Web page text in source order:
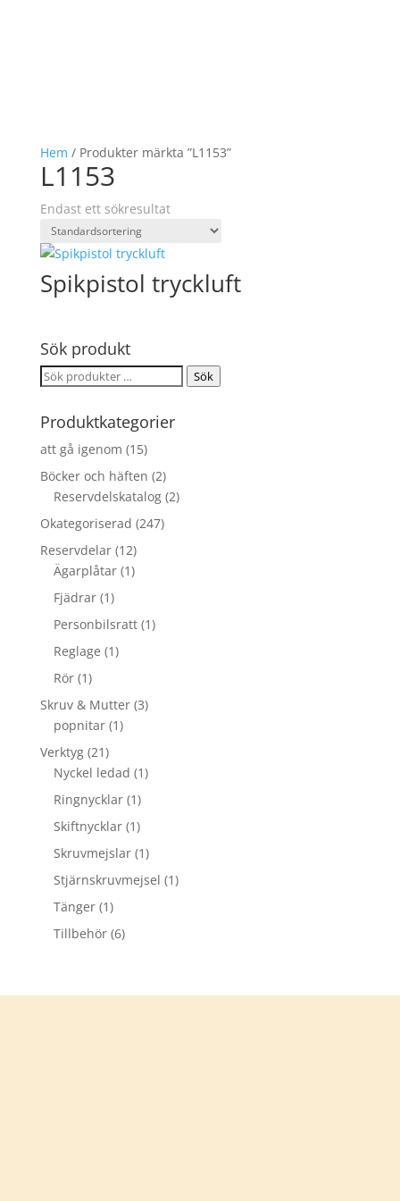
Hem / Produkter märkta ”L1153”
L1153
Endast ett sökresultat
Spikpistol tryckluft
Sök produkt
Sök
Sök
Produktkategorier
att gå igenom (15)
Böcker och häften (2)
Reservdelskatalog (2)
Okategoriserad (247)
Reservdelar (12)
Ägarplåtar (1)
Fjädrar (1)
Personbilsratt (1)
Reglage (1)
Rör (1)
Skruv & Mutter (3)
popnitar (1)
Verktyg (21)
Nyckel ledad (1)
Ringnycklar (1)
Skiftnycklar (1)
Skruvmejslar (1)
Stjärnskruvmejsel (1)
Tänger (1)
Tillbehör (6)